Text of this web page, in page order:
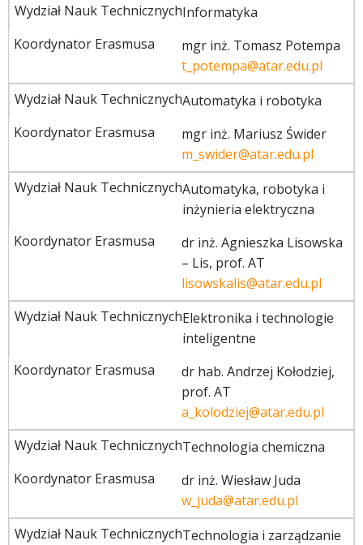
Informatyka
mgr inż. Tomasz Potempa
t_potempa@atar.edu.pl
Automatyka i robotyka
mgr inż. Mariusz Świder
m_swider@atar.edu.pl
Automatyka, robotyka i
inżynieria elektryczna
dr inż. Agnieszka Lisowska
– Lis, prof. AT
lisowskalis@atar.edu.pl
Elektronika i technologie
inteligentne
dr hab. Andrzej Kołodziej,
prof. AT
a_kolodziej@atar.edu.pl
Technologia chemiczna
dr inż. Wiesław Juda
w_juda@atar.edu.pl
Technologia i zarządzanie